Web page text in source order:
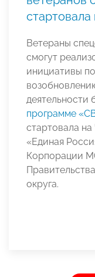
стартовала
Ветераны
смогут
инициативы
деятельности
программе
стартовала
«Единая
Корпорации
округа.